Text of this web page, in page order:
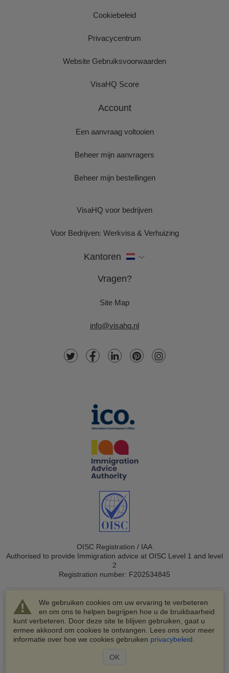
We gebruiken cookies om uw ervaring te verbeteren
en om ons te helpen begrijpen hoe u de bruikbaarheid
kunt verbeteren. Door deze site te blijven gebruiken, gaat u
ermee akkoord om cookies te ontvangen. Lees ons voor meer
informatie over hoe we cookies gebruiken privacybeleid
OK
Cookiebeleid
Privacycentrum
Website Gebruiksvoorwaarden
VisaHQ Score
Account
Een aanvraag voltooien
Beheer mijn aanvragers
Beheer mijn bestellingen
VisaHQ voor bedrijven
Voor Bedrijven: Werkvisa & Verhuizing
Kantoren
Vragen?
Site Map
info@visahq.nl
OISC Registration / IAA
Authorised to provide Immigration advice at OISC Level 1 and level
2
Registration number: F202534845
© 2003-2026 VisaHQ.com, Inc. Alle rechten voorbehouden.
VisaHQ en het VisaHQ-logo zijn geregistreerde
handelsmerken van VisaHQ.com, Inc.